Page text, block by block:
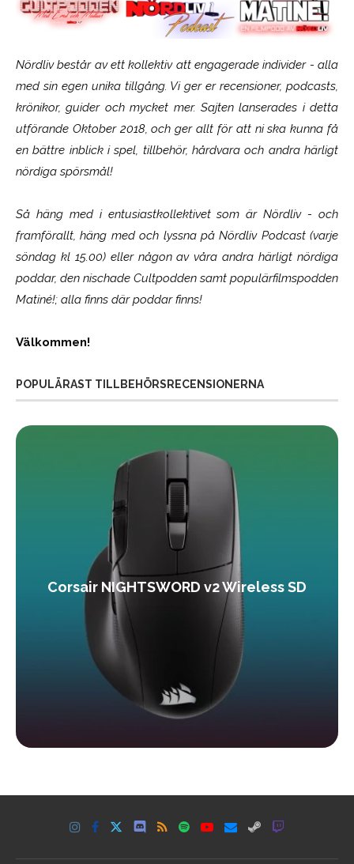
Nördliv består av ett kollektiv att engagerade individer - alla
med sin egen unika tillgång. Vi ger er recensioner, podcasts,
krönikor, guider och mycket mer. Sajten lanserades i detta
utförande Oktober 2018, och ger allt för att ni ska kunna få
en bättre inblick i spel, tillbehör, hårdvara och andra härligt
nördiga spörsmål!
Så häng med i entusiastkollektivet som ärNördliv- och
framförallt, häng med och lyssna på Nördliv Podcast (varje
söndag kl 15.00) eller någon av våra andra härligt nördiga
poddar, den nischade Cultpodden samt populärfilmspodden
Matiné!; alla finns där poddar finns!
Välkommen!
POPULÄRAST TILLBEHÖRSRECENSIONERNA
Corsair NIGHTSWORD v2 Wireless SD